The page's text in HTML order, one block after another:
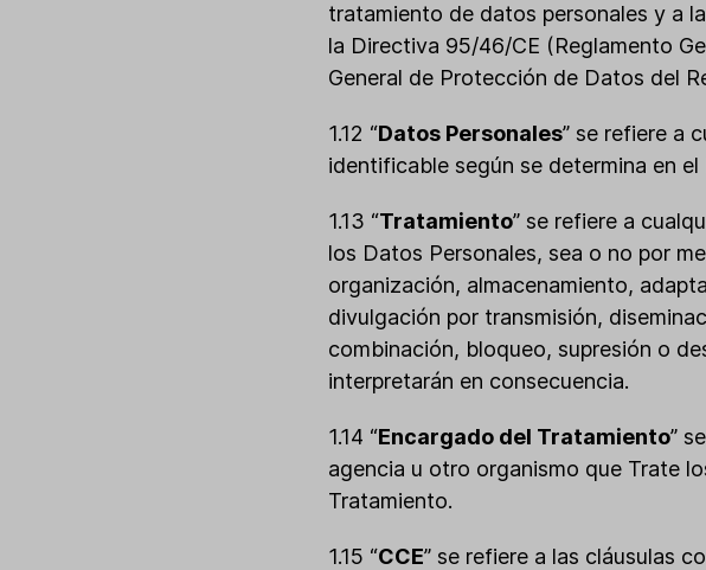
tratamiento de datos personales y a
la Directiva 95/46/CE (Reglamento
General de Protección de Datos del
1.12 “Datos Personales” se refiere a
identificable según se determina en el
1.13 “Tratamiento” se refiere a
los Datos Personales, sea o no por
organización, almacenamiento,
divulgación por transmisión,
combinación, bloqueo, supresión o
interpretarán en consecuencia.
1.14 “Encargado del Tratamiento”
agencia u otro organismo que Trate
Tratamiento.
1.15 “CCE” se refiere a las cláusulas